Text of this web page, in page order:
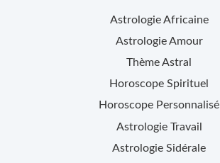
Astrologie Africaine
Astrologie Amour
Thème Astral
Horoscope Spirituel
Horoscope Personnalisé
Astrologie Travail
Astrologie Sidérale